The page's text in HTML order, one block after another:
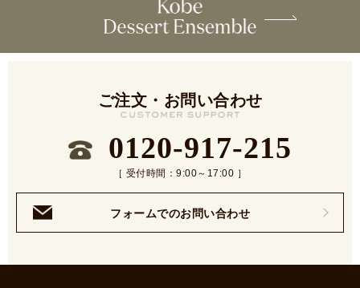
ご注文・お問い合わせ
0120-917-215
［ 受付時間：9:00～17:00 ］
フォームでのお問い合わせ